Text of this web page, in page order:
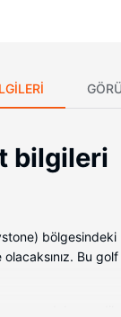
bilgileri
Bu